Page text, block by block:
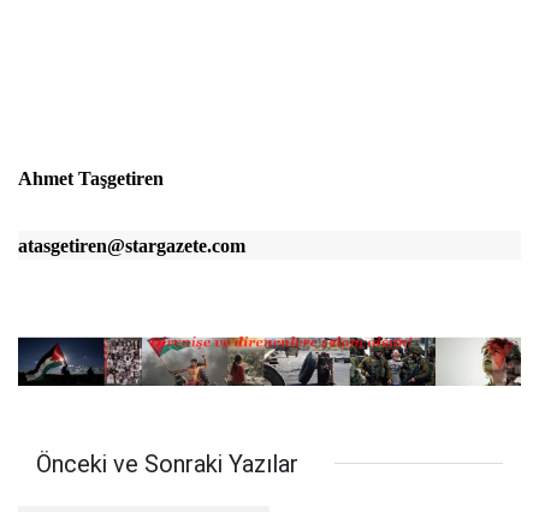
Ahmet Taşgetiren
atasgetiren@stargazete.com
Önceki ve Sonraki Yazılar